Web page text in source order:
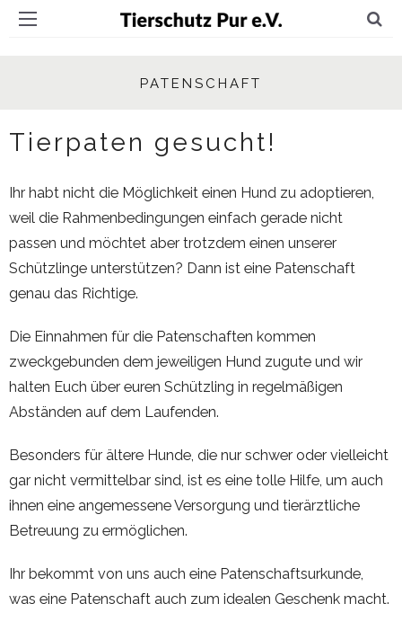
PATENSCHAFT
Tierpaten gesucht!
Ihr habt nicht die Möglichkeit einen Hund zu adoptieren,
weil die Rahmenbedingungen einfach gerade nicht
passen und möchtet aber trotzdem einen unserer
Schützlinge unterstützen? Dann ist eine Patenschaft
genau das Richtige.
Die Einnahmen für die Patenschaften kommen
zweckgebunden dem jeweiligen Hund zugute und wir
halten Euch über euren Schützling in regelmäßigen
Abständen auf dem Laufenden.
Besonders für ältere Hunde, die nur schwer oder vielleicht
gar nicht vermittelbar sind, ist es eine tolle Hilfe, um auch
ihnen eine angemessene Versorgung und tierärztliche
Betreuung zu ermöglichen.
Ihr bekommt von uns auch eine Patenschaftsurkunde,
was eine Patenschaft auch zum idealen Geschenk macht.